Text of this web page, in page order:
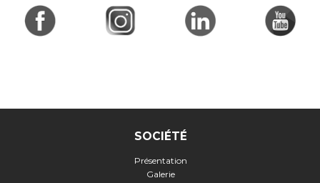
SOCIÉTÉ
Présentation
Galerie